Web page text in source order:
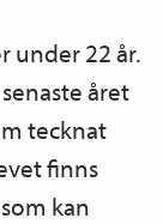
under 22 år.
året
tecknat
finns
kan